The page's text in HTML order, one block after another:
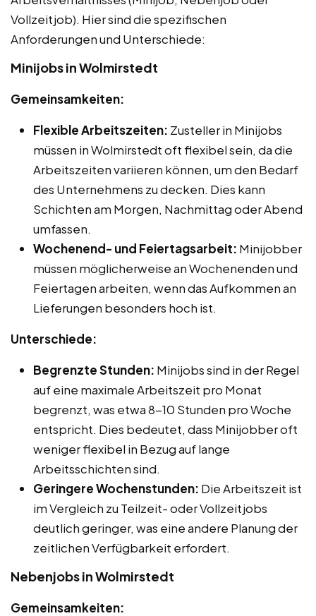
Vollzeitjob). Hier sind die spezifischen
Anforderungen und Unterschiede:
Minijobs in Wolmirstedt
Gemeinsamkeiten:
Flexible Arbeitszeiten: Zusteller in Minijobs
müssen in Wolmirstedt oft flexibel sein, da die
Arbeitszeiten variieren können, um den Bedarf
des Unternehmens zu decken. Dies kann
Schichten am Morgen, Nachmittag oder Abend
umfassen.
Wochenend- und Feiertagsarbeit: Minijobber
müssen möglicherweise an Wochenenden und
Feiertagen arbeiten, wenn das Aufkommen an
Lieferungen besonders hoch ist.
Unterschiede:
Begrenzte Stunden: Minijobs sind in der Regel
auf eine maximale Arbeitszeit pro Monat
begrenzt, was etwa 8-10 Stunden pro Woche
entspricht. Dies bedeutet, dass Minijobber oft
weniger flexibel in Bezug auf lange
Arbeitsschichten sind.
Geringere Wochenstunden: Die Arbeitszeit ist
im Vergleich zu Teilzeit- oder Vollzeitjobs
deutlich geringer, was eine andere Planung der
zeitlichen Verfügbarkeit erfordert.
Nebenjobs in Wolmirstedt
Gemeinsamkeiten: